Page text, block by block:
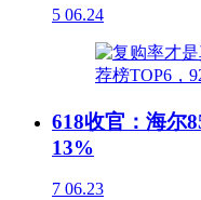
5 06.24
618收官：海尔
13%
7 06.23